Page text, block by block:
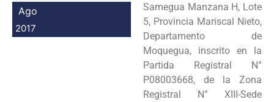
Ago
2017
Samegua Manzana H, Lote
5, Provincia Mariscal Nieto,
Departamento de
Moquegua, inscrito en la
Partida Registral N°
P08003668, de la Zona
Registral N° XIII-Sede